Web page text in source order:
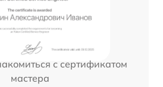
с сертификатом
мастера